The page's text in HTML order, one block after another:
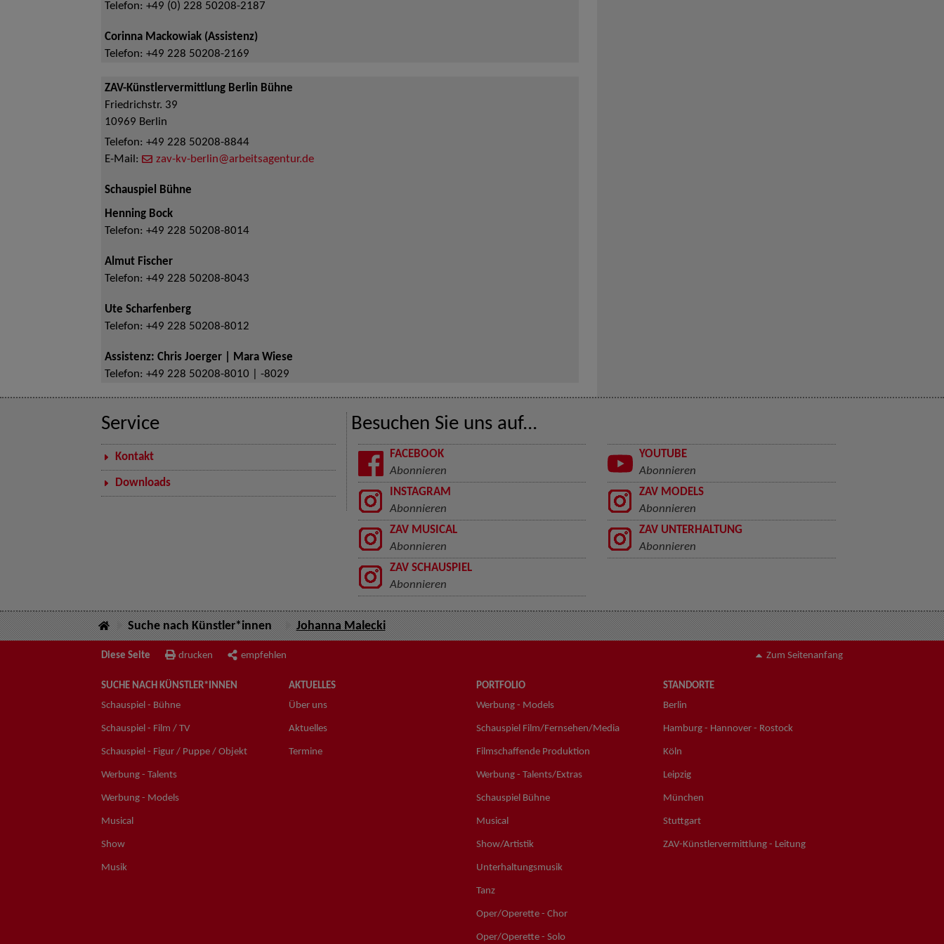
Telefon: +49 (0) 228 50208-2187
Corinna Mackowiak (Assistenz)
Telefon: +49 228 50208-2169
ZAV-Künstlervermittlung Berlin Bühne
Friedrichstr. 39
10969 Berlin
Telefon: +49 228 50208-8844
E-Mail:
zav-kv-berlin@arbeitsagentur.de
Schauspiel Bühne
Henning Bock
Telefon: +49 228 50208-8014
Almut Fischer
Telefon: +49 228 50208-8043
Ute Scharfenberg
Telefon: +49 228 50208-8012
Assistenz: Chris Joerger | Mara Wiese
Telefon: +49 228 50208-8010 | -8029
Service
Kontakt
Downloads
Besuchen Sie uns auf...
FACEBOOK
Abonnieren
YOUTUBE
Abonnieren
INSTAGRAM
Abonnieren
ZAV MODELS
Abonnieren
ZAV MUSICAL
Abonnieren
ZAV UNTERHALTUNG
Abonnieren
ZAV SCHAUSPIEL
Abonnieren
Suche nach Künstler*innen Johanna Malecki
Diese Seite drucken empfehlen Zum Seitenanfang
SUCHE NACH KÜNSTLER*INNEN
Schauspiel - Bühne
Schauspiel - Film / TV
Schauspiel - Figur / Puppe / Objekt
Werbung - Talents
Werbung - Models
Musical
Show
Musik
AKTUELLES
Über uns
Aktuelles
Termine
PORTFOLIO
Werbung - Models
Schauspiel Film/Fernsehen/Media
Filmschaffende Produktion
Werbung - Talents/Extras
Schauspiel Bühne
Musical
Show/Artistik
Unterhaltungsmusik
Tanz
Oper/Operette - Chor
Oper/Operette - Solo
STANDORTE
Berlin
Hamburg - Hannover - Rostock
Köln
Leipzig
München
Stuttgart
ZAV-Künstlervermittlung - Leitung